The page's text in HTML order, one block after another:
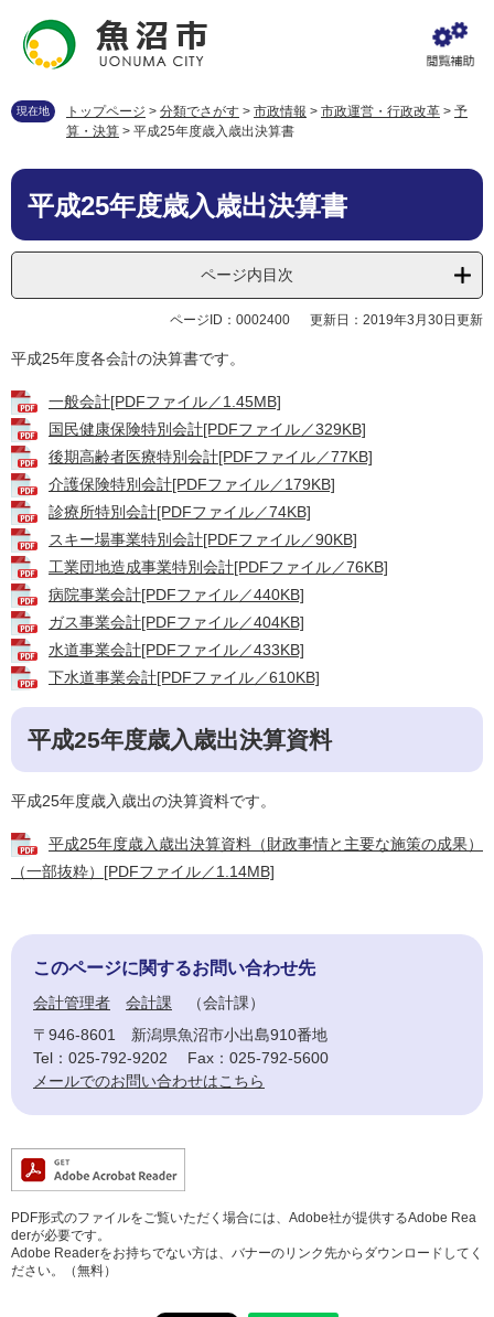
先
す
を
し
現在地 トップページ > 分類でさがす > 市政情報 > 市政運営・行政改革 > 予
算・決算 > 平成25年度歳入歳出決算書
本
平成25年度歳入歳出決算書
ページ内目次
ページID：0002400 更新日：2019年3月30日更新
平成25年度各会計の決算書です。
一般会計[PDFファイル／1.45MB]
国民健康保険特別会計[PDFファイル／329KB]
後期高齢者医療特別会計[PDFファイル／77KB]
介護保険特別会計[PDFファイル／179KB]
診療所特別会計[PDFファイル／74KB]
スキー場事業特別会計[PDFファイル／90KB]
工業団地造成事業特別会計[PDFファイル／76KB]
病院事業会計[PDFファイル／440KB]
ガス事業会計[PDFファイル／404KB]
水道事業会計[PDFファイル／433KB]
下水道事業会計[PDFファイル／610KB]
平成25年度歳入歳出決算資料
平成25年度歳入歳出の決算資料です。
平成25年度歳入歳出決算資料（財政事情と主要な施策の成果）
（一部抜粋）[PDFファイル／1.14MB]
このページに関するお問い合わせ先
会計管理者 会計課
会計課
〒946-8601
新潟県魚沼市小出島910番地
Tel：025-792-9202
Fax：025-792-5600
メールでのお問い合わせはこちら
PDF形式のファイルをご覧いただく場合には、Adobe社が提供するAdobe Rea
derが必要です。
Adobe Readerをお持ちでない方は、バナーのリンク先からダウンロードしてく
ださい。（無料）